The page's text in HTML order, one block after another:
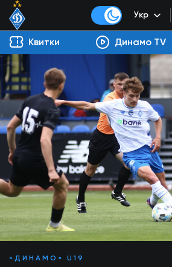
Укр
Квитки Динамо TV
«ДИНАМО» U19